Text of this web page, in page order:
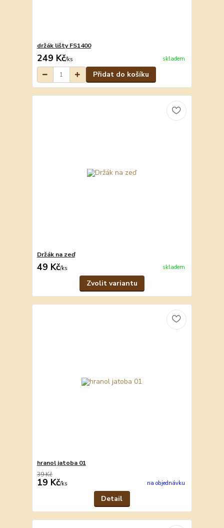
držák lišty FS1400
249 Kč/ks skladem
Přidat do košíku
Držák na zeď
49 Kč/ks skladem
Zvolit variantu
hranol jatoba 01
39 Kč
19 Kč/ks na objednávku
Detail